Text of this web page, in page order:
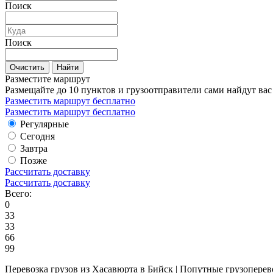
Поиск
Поиск
Очистить Найти
Разместите маршрут
Размещайте до 10 пунктов и грузоотправители сами найдут вас
Разместить маршрут бесплатно
Разместить маршрут бесплатно
Регулярные
Сегодня
Завтра
Позже
Рассчитать доставку
Рассчитать доставку
Всего:
0
33
33
66
99
Перевозка грузов из Хасавюрта в Бийск | Попутные